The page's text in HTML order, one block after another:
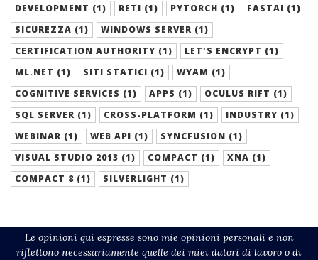
DEVELOPMENT (1)
RETI (1) PYTORCH (1)
FASTAI (1)
SICUREZZA (1)
WINDOWS SERVER (1)
CERTIFICATION AUTHORITY (1)
LET'S ENCRYPT (1)
ML.NET (1)
SITI STATICI (1)
WYAM (1)
COGNITIVE SERVICES (1)
APPS (1)
OCULUS RIFT (1)
SQL SERVER (1)
CROSS-PLATFORM (1)
INDUSTRY (1)
WEBINAR (1)
WEB API (1)
SYNCFUSION (1)
VISUAL STUDIO 2013 (1)
COMPACT (1)
XNA (1)
COMPACT 8 (1)
SILVERLIGHT (1)
Le opinioni qui espresse sono mie opinioni personali e non
riflettono necessariamente quelle dei miei datori di lavoro o di